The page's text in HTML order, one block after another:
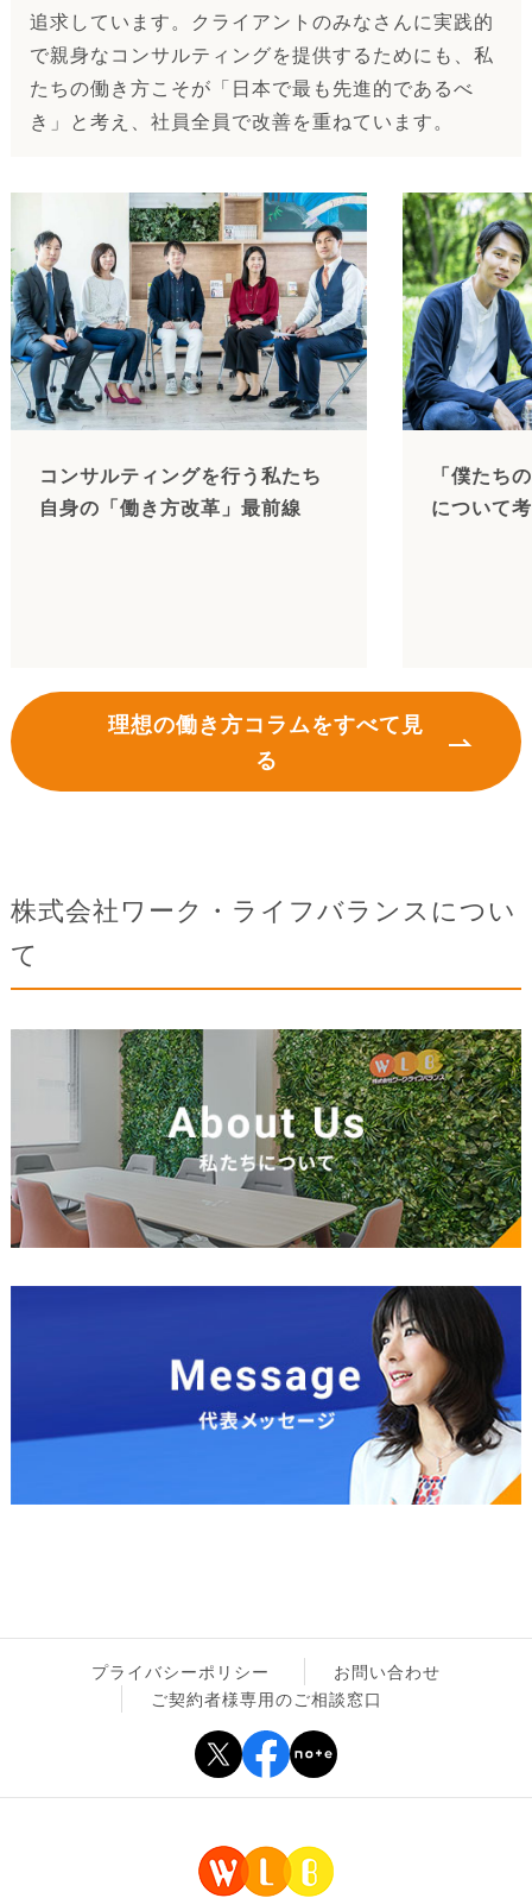
追求しています。クライアントのみなさんに実践的
で親身なコンサルティングを提供するためにも、私
たちの働き方こそが「日本で最も先進的であるべ
き」と考え、社員全員で改善を重ねています。
コンサルティングを行う私たち
自身の「働き方改革」最前線
「僕たち
について
理想の働き方コラムをすべて見
る
株式会社ワーク・ライフバランスについ
て
プライバシーポリシー
お問い合わせ
ご契約者様専用のご相談窓口